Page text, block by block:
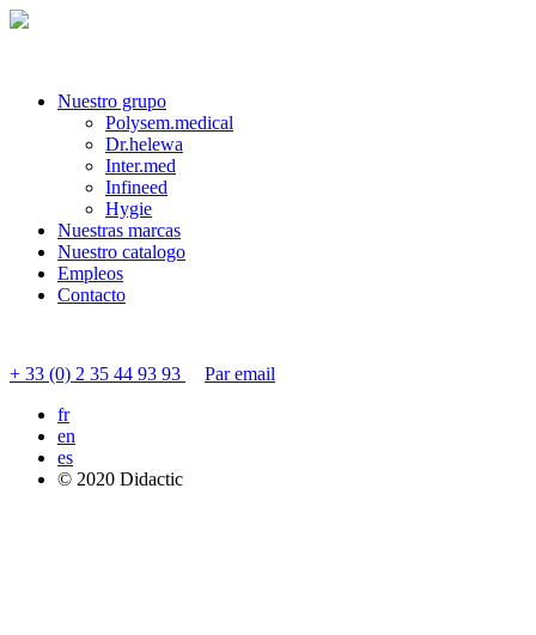
Nuestro grupo
Polysem.medical
Dr.helewa
Inter.med
Infineed
Hygie
Nuestras marcas
Nuestro catalogo
Empleos
Contacto
+ 33 (0) 2 35 44 93 93
Par email
fr
en
es
© 2020 Didactic